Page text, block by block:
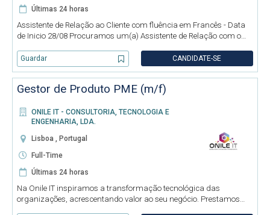
Últimas 24 horas
Assistente de Relação ao Cliente com fluência em Francês - Data
de Inicio 28/08 Procuramos um(a) Assistente de Relação com o
para integrar a equipa. Será responsável por acompanhar e a
Guardar CANDIDATE-SE
Gestor de Produto PME (m/f)
ONILE IT - CONSULTORIA, TECNOLOGIA E
ENGENHARIA, LDA.
Lisboa , Portugal
Full-Time
Últimas 24 horas
Na Onile IT inspiramos a transformação tecnológica das
organizações, acrescentando valor ao seu negócio. Prestamos